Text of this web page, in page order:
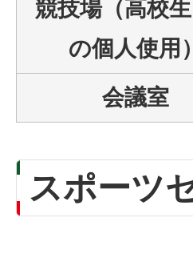
競技場（高校
の個人使用）
会議室
スポーツ